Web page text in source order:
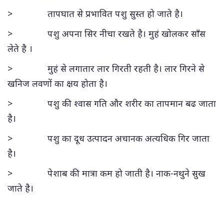
> तापघात से प्रभावित पशु सुस्त हो जाते है।
> पशु अपना सिर नीचा रखते है। मुहं खोलकर साँस
लेते है ।
> मुहं से लगातार लार गिरती रहती है। लार गिरने से
खनिज लवणों का क्षय होता है।
> पशु की श्वास गति और शरीर का तापमान बढ जाता
है।
> पशु का दूध उत्पादन अचानक अत्यधिक गिर जाता
है।
> पेशाब की मात्रा कम हो जाती है। नाक-नथुने सुख
जाते है।